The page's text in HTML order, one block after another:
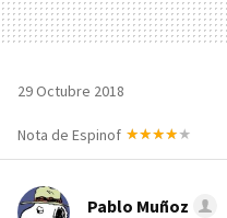
29 Octubre 2018
Nota de Espinof
Pablo Muñoz